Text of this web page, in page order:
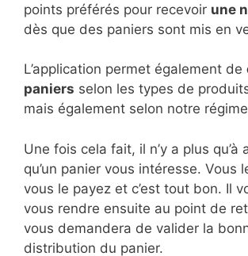
points préférés pour recevoir une
dès que des paniers sont mis en
L’application permet également de
paniers selon les types de
mais également selon notre
Une fois cela fait, il n’y a plus qu’à
qu’un panier vous intéresse. Vous
vous le payez et c’est tout bon. Il
vous rendre ensuite au point de
vous demandera de valider la
distribution du panier.